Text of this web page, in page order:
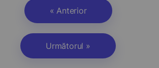
« Anterior
Următorul »